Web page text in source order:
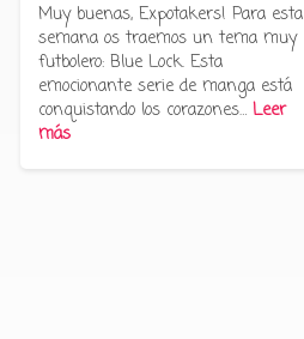
Muy buenas, Expotakers! Para esta
semana os traemos un tema muy
futbolero: Blue Lock. Esta
emocionante serie de manga está
conquistando los corazones… Leer
más